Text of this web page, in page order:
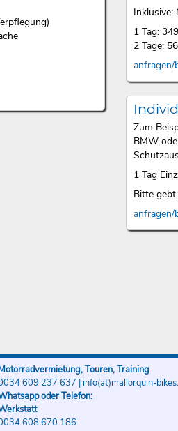
1 Tag:
2 Tage:
anfragen/
Zum
BMW
1 Tag
Bitte
anfragen/
Touren, Training
609 237 637 |info(at)mallorquin-
oder Telefon:
608 670 186